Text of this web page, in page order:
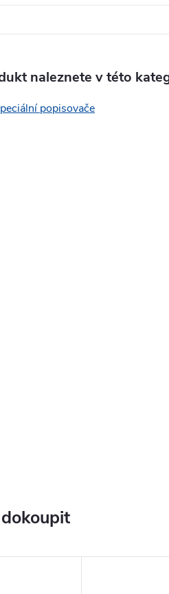
naleznete v této
popisovače